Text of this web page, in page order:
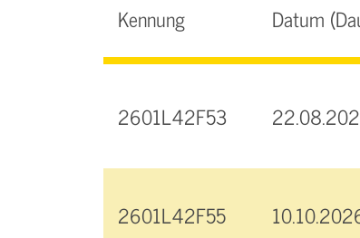
Kennung Datum
2601L42F53
2601L42F55